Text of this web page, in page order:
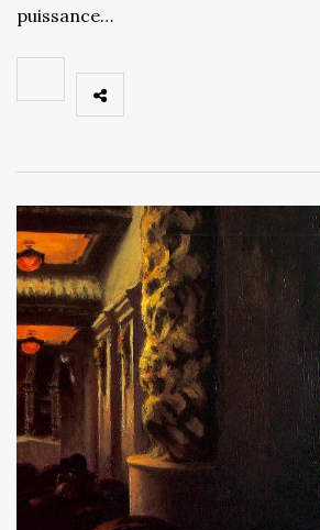
puissance…